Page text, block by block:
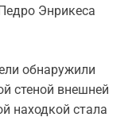
Энрикеса
обнаружили
стеной внешней
находкой стала